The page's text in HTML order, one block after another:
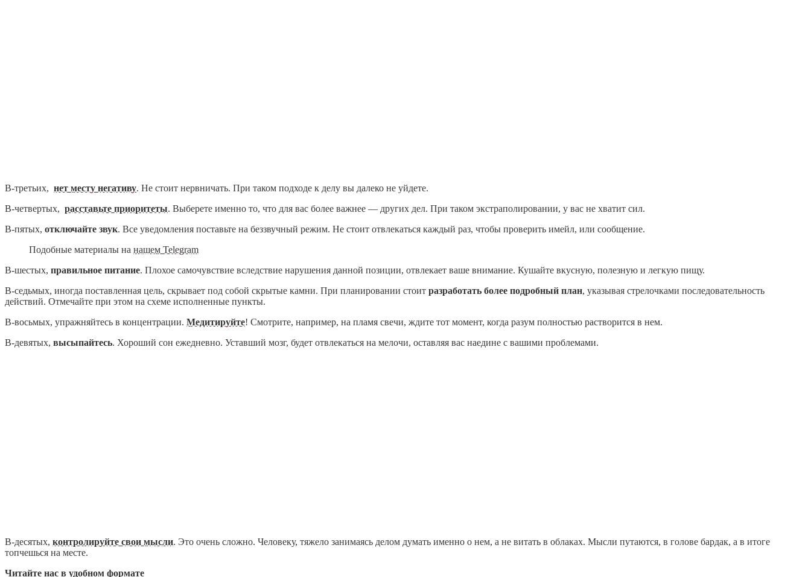
В-третьих, нет месту негативу. Не стоит нервничать. При таком подходе к делу вы далеко не уйдете.
В-четвертых, расставьте приоритеты. Выберете именно то, что для вас более важнее — других дел. При таком экстраполировании, у вас не хватит сил.
В-пятых, отключайте звук. Все уведомления поставьте на беззвучный режим. Не стоит отвлекаться каждый раз, чтобы проверить имейл, или сообщение.
Подобные материалы на нашем Telegram
В-шестых, правильное питание. Плохое самочувствие вследствие нарушения данной позиции, отвлекает ваше внимание. Кушайте вкусную, полезную и легкую пищу.
В-седьмых, иногда поставленная цель, скрывает под собой скрытые камни. При планировании стоит разработать более подробный план, указывая стрелочками последовательность
действий. Отмечайте при этом на схеме исполненные пункты.
В-восьмых, упражняйтесь в концентрации. Медитируйте! Смотрите, например, на пламя свечи, ждите тот момент, когда разум полностью растворится в нем.
В-девятых, высыпайтесь. Хороший сон ежедневно. Уставший мозг, будет отвлекаться на мелочи, оставляя вас наедине с вашими проблемами.
В-десятых, контролируйте свои мысли. Это очень сложно. Человеку, тяжело занимаясь делом думать именно о нем, а не витать в облаках. Мысли путаются, в голове бардак, а в итоге
топчешься на месте.
Читайте нас в удобном формате